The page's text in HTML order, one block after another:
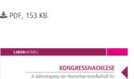
PDF, 153 KB